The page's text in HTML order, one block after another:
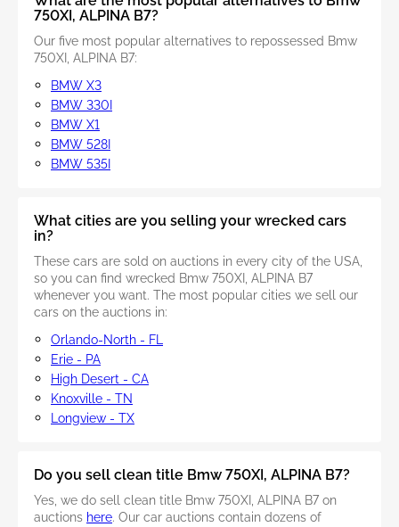
750XI, ALPINA B7?
Our five most popular alternatives to repossessed Bmw
750XI, ALPINA B7:
BMW X3
BMW 330I
BMW X1
BMW 528I
BMW 535I
What cities are you selling your wrecked cars
in?
These cars are sold on auctions in every city of the USA,
so you can find wrecked Bmw 750XI, ALPINA B7
whenever you want. The most popular cities we sell our
cars on the auctions in:
Orlando-North - FL
Erie - PA
High Desert - CA
Knoxville - TN
Longview - TX
Do you sell clean title Bmw 750XI, ALPINA B7?
Yes, we do sell clean title Bmw 750XI, ALPINA B7 on
auctions here. Our car auctions contain dozens of